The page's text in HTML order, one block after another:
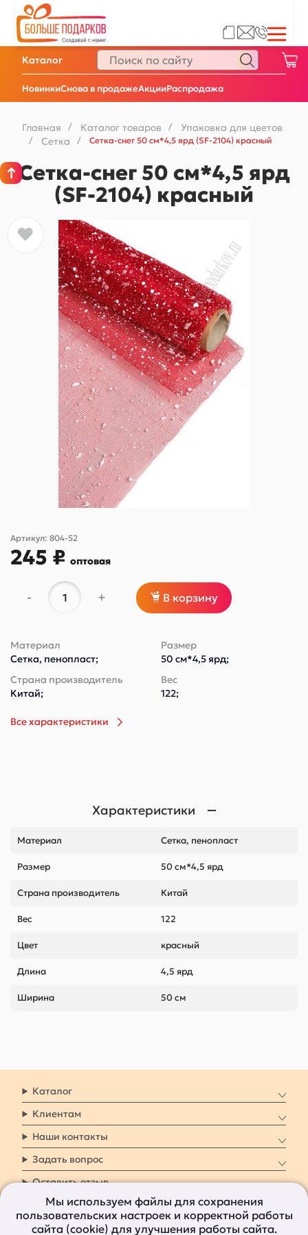
НовинкиСнова в продажеАкцииРаспродажа
Каталог
Главная / Каталог товаров / Упаковка для цветов
/ Сетка / Сетка-снег 50 см*4,5 ярд (SF-2104) красный
Сетка-снег 50 см*4,5 ярд
(SF-2104) красный
Артикул: 804-52
245 ₽ оптовая
- + В корзину
Материал
Сетка, пенопласт;
Размер
50 см*4,5 ярд;
Страна производитель
Китай;
Вес
122;
Все характеристики
Характеристики
Материал Сетка, пенопласт
Размер 50 см*4,5 ярд
Страна производитель Китай
Вес 122
Цвет красный
Длина 4,5 ярд
Ширина 50 см
Каталог
Клиентам
Наши контакты
Задать вопрос
Оставить отзыв
8 800 7009 161 Заказать звонок
Мы используем файлы для сохранения
пользовательских настроек и корректной работы
сайта (cookie) для улучшения работы сайта.